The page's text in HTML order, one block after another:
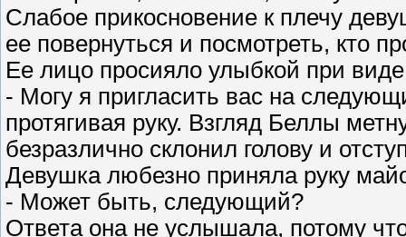
Слабое прикосновение к плечу
ее повернуться и посмотреть, кто
Ее лицо просияло улыбкой при
- Могу я пригласить вас на
протягивая руку. Взгляд Беллы
безразлично склонил голову и
Девушка любезно приняла руку
- Может быть, следующий?
Ответа она не услышала, потому